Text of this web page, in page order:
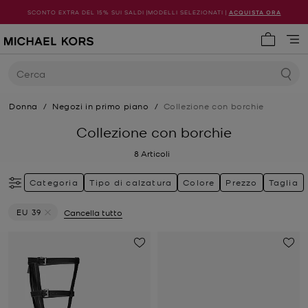
SCONTO EXTRA DEL 15% SUI SALDI |MODELLI SELEZIONATI | ACQUISTA ORA
Cerca
Donna / Negozi in primo piano / Collezione con borchie
Collezione con borchie
8 Articoli
Categoria Tipo di calzatura Colore Prezzo Taglia
EU 39
Cancella tutto